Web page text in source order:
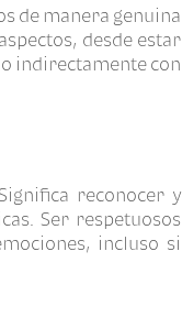
de manera genuina
desde estar
indirectamente con
reconocer y
Ser respetuosos
incluso si